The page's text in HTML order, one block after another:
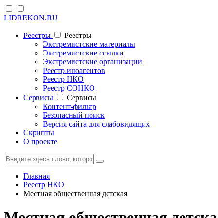
LIDREKON.RU
Реестры
Реестры
Экстремистские материалы
Экстремистские ссылки
Экстремистские организации
Реестр иноагентов
Реестр НКО
Реестр СОНКО
Cервисы
Cервисы
Контент-фильтр
Безопасный поиск
Версия сайта для слабовидящих
Скрипты
О проекте
Главная
Реестр НКО
Местная общественная детская